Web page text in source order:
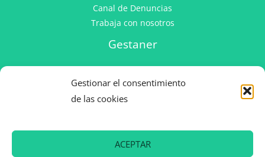
Gestionar el consentimiento
de las cookies
ACEPTAR
Canal de Denuncias
Trabaja con nosotros
Gestaner
CP 30100 El Puntal (Murcia)
+34 968 90 48 48